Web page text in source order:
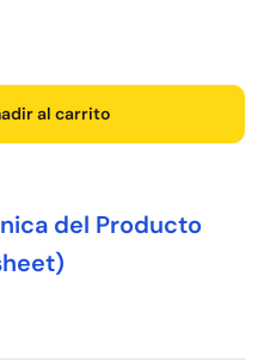
al carrito
del Producto